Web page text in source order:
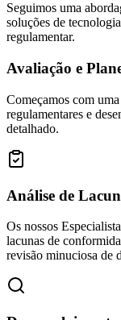
Seguimos uma
soluções de
regulamentar.
Avaliação e
Começamos com
regulamentares e
detalhado.
Análise de
Os nossos
lacunas de
revisão minuciosa de